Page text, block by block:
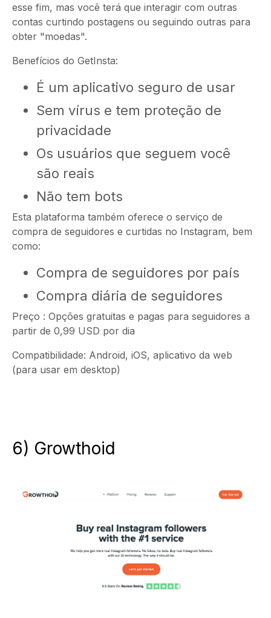
esse fim, mas você terá que interagir com outras
contas curtindo postagens ou seguindo outras para
obter "moedas".
Benefícios do GetInsta:
É um aplicativo seguro de usar
Sem vírus e tem proteção de
privacidade
Os usuários que seguem você
são reais
Não tem bots
Esta plataforma também oferece o serviço de
compra de seguidores e curtidas no Instagram, bem
como:
Compra de seguidores por país
Compra diária de seguidores
Preço : Opções gratuitas e pagas para seguidores a
partir de 0,99 USD por dia
Compatibilidade: Android, iOS, aplicativo da web
(para usar em desktop)
6) Growthoid